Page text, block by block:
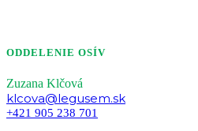
ODDELENIE OSÍV
Zuzana Klčová
klcova@legusem.sk
+421 905 238 701